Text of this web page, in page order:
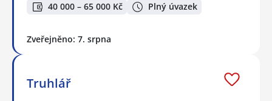
40 000 – 65 000 Kč Plný úvazek
Zveřejněno: 7. srpna
Truhlář